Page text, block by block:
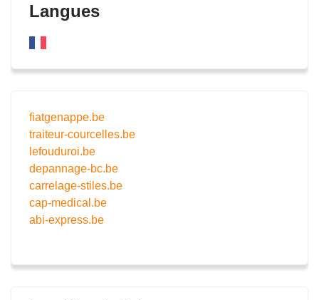
Langues
fiatgenappe.be
traiteur-courcelles.be
lefouduroi.be
depannage-bc.be
carrelage-stiles.be
cap-medical.be
abi-express.be